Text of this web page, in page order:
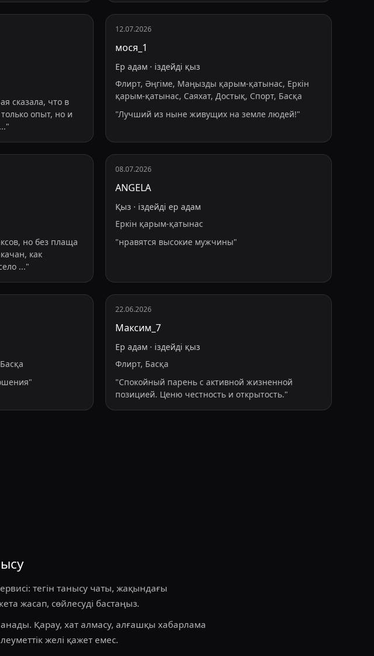
сказала, что в
опыт, но и
"
12.07.2026
мося_1
Ер адам · іздейді қыз
Флирт, Әңгіме, Маңызды қарым-қатынас, Еркін
қарым-қатынас, Саяхат, Достық, Спорт, Басқа
"Лучший из ныне живущих на земле людей!"
но без плаща
как
..."
08.07.2026
АNGELA
Қыз · іздейді ер адам
Еркін қарым-қатынас
"нравятся высокие мужчины"
"
22.06.2026
Максим_7
Ер адам · іздейді қыз
Флирт, Басқа
"Спокойный парень с активной жизненной
позицией. Ценю честность и открытость."
тегін танысу чаты, жақындағы
жасап, сөйлесуді бастаңыз.
Қарау, хат алмасу, алғашқы хабарлама
желі қажет емес.